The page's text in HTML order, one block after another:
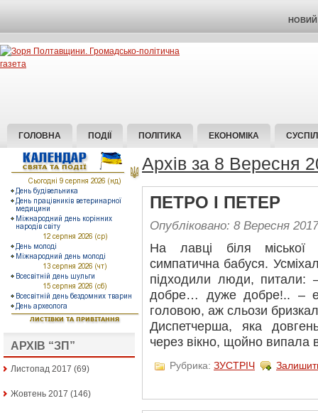
НОВИЙ
ГОЛОВНА ПОДІЇ ПОЛІТИКА ЕКОНОМІКА
АРХІВ “ЗП”
Листопад 2017 (69)
Жовтень 2017 (146)
Архів за 8 Вересня
ПЕТРО І ПЕТЕР
Опубліковано: 8 Вересня 2017
На лавці біля міської
симпатична бабуся.
підходили люди,
добре… дуже добре!.. –
головою, аж сльози
Диспетчерша, яка
через вікно, щойно випала
Рубрика: ЗУСТРІЧ